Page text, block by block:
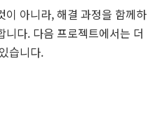
이 아니라, 해결 과정을 함께하
다. 다음 프로젝트에서는 더
습니다.